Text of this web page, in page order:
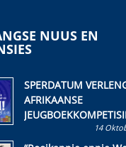
NUUS EN
SPERDATUM
AFRIKAANSE
Skryf ’n jeugboek of
14